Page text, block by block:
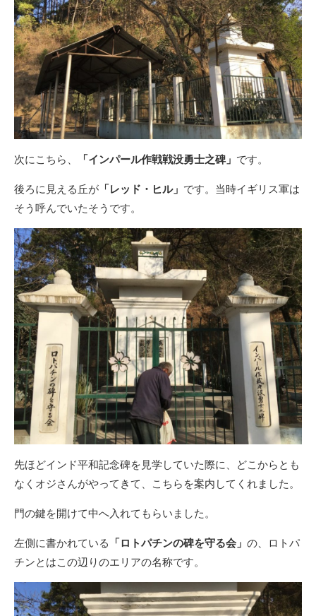
次にこちら、 「インパール作戦戦没勇士之碑」 です。
後ろに見える丘が 「レッド・ヒル」 です。当時イギリス軍は
そう呼んでいたそうです。
先ほどインド平和記念碑を見学していた際に、どこからとも
なくオジさんがやってきて、こちらを案内してくれました。
門の鍵を開けて中へ入れてもらいました。
左側に書かれている 「ロトパチンの碑を守る会」 の、ロトパ
チンとはこの辺りのエリアの名称です。